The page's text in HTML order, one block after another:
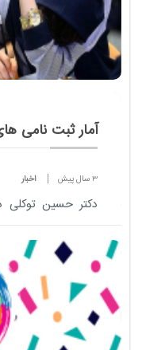
آمار ثبت نامی های کنکور
3 سال پیش اخبار
دکتر حسین توکلی
اول بهمن ماه آغاز
...